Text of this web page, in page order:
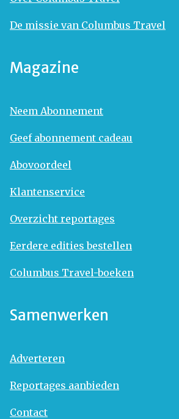
De missie van Columbus Travel
Magazine
Neem Abonnement
Geef abonnement cadeau
Abovoordeel
Klantenservice
Overzicht reportages
Eerdere edities bestellen
Columbus Travel-boeken
Samenwerken
Adverteren
Reportages aanbieden
Contact